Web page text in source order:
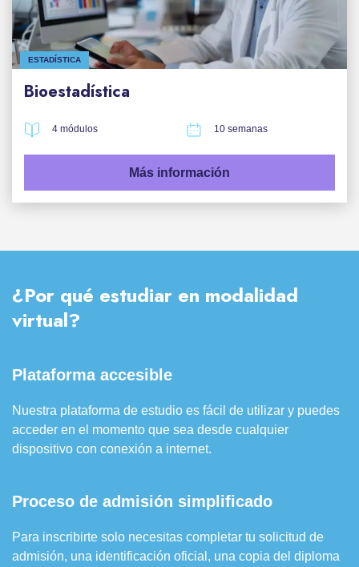
ESTADÍSTICA
Bioestadística
4 módulos 10 semanas
Más información
¿Por qué estudiar en modalidad
virtual?
Plataforma accesible
Nuestra plataforma de estudio es fácil de utilizar y puedes
acceder en el momento que sea desde cualquier
dispositivo con conexión a internet.
Proceso de admisión simplificado
Para inscribirte solo necesitas completar tu solicitud de
admisión, una identificación oficial, una copia del diploma